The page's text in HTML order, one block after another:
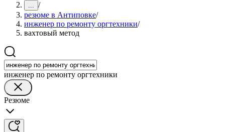
... /
резюме в Антиповке/
инженер по ремонту оргтехники/
вахтовый метод
инженер по ремонту оргтехники
Резюме